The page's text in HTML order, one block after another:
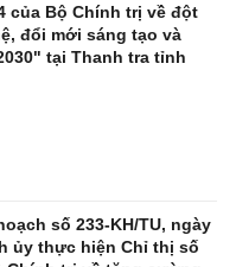
của Bộ Chính trị về đột
đổi mới sáng tạo và
tại Thanh tra tỉnh
số 233-KH/TU, ngày
ủy thực hiện Chỉ thị số